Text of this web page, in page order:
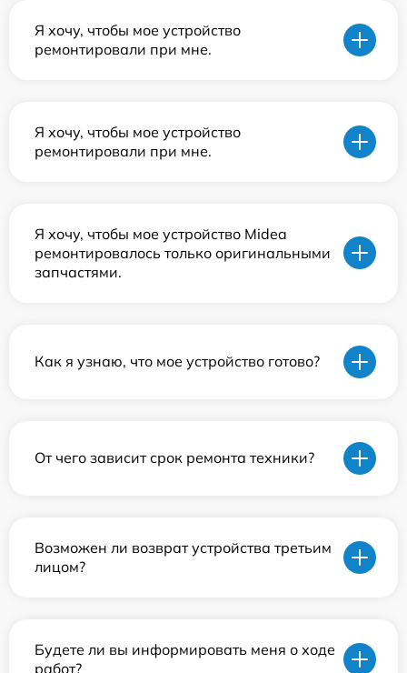
Я хочу, чтобы мое устройство
ремонтировали при мне.
Я хочу, чтобы мое устройство
ремонтировали при мне.
Я хочу, чтобы мое устройство Midea
ремонтировалось только оригинальными
запчастями.
Как я узнаю, что мое устройство готово?
От чего зависит срок ремонта техники?
Возможен ли возврат устройства третьим
лицом?
Будете ли вы информировать меня о ходе
работ?